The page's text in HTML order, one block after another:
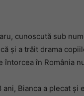
cunoscută sub
și a trăit drama
întorcea în România
ani, Bianca a plecat